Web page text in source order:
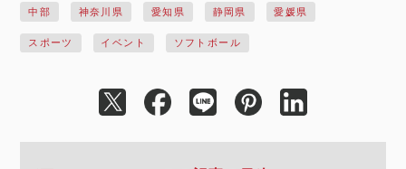
中部 神奈川県 愛知県 静岡県 愛媛県
スポーツ イベント ソフトボール